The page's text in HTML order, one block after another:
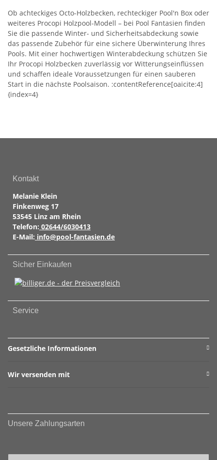
Ob achteckiges Octo-Holzbecken, rechteckiger Pool'n Box oder
weiteres Procopi Holzpool-Modell – bei Pool Fantasien finden
Sie die passende Winter- und Sicherheitsabdeckung sowie
das passende Zubehör für eine sichere Überwinterung Ihres
Pools. Mit einer hochwertigen Winterabdeckung schützen Sie
Ihr Procopi Holzbecken zuverlässig vor Witterungseinflüssen
und schaffen ideale Voraussetzungen für einen sauberen
Start in die nächste Poolsaison. :contentReference[oaicite:4]
{index=4}
Kontakt
Melanie Klein
Finkenweg 17
53545 Linz am Rhein
Telefon: 02644/6030413
E-Mail: info@pool-fantasien.de
Sicher Einkaufen
Service
Gesetzliche Informationen
Wir versenden mit
Unsere Zahlungsarten